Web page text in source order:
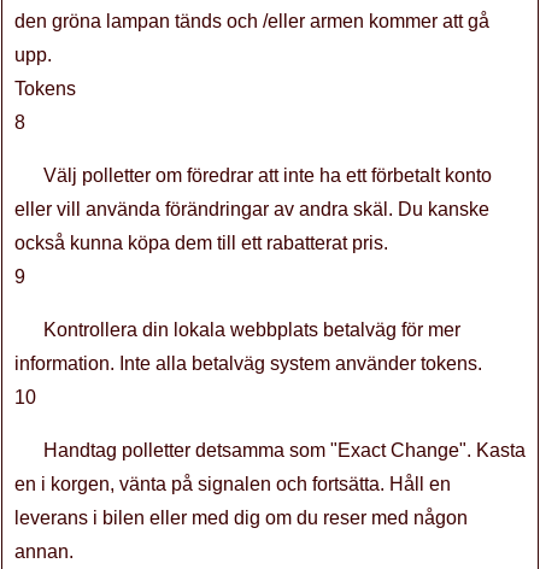
den gröna lampan tänds och /eller armen kommer att gå
upp.
Tokens
8
Välj polletter om föredrar att inte ha ett förbetalt konto
eller vill använda förändringar av andra skäl. Du kanske
också kunna köpa dem till ett rabatterat pris.
9
Kontrollera din lokala webbplats betalväg för mer
information. Inte alla betalväg system använder tokens.
10
Handtag polletter detsamma som "Exact Change". Kasta
en i korgen, vänta på signalen och fortsätta. Håll en
leverans i bilen eller med dig om du reser med någon
annan.